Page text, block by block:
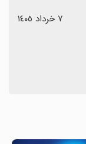
٧ خرداد ١٤٠٥